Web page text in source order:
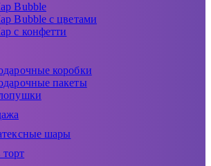
Bubble
Bubble с цветами
с конфетти
коробки
пакеты
шары